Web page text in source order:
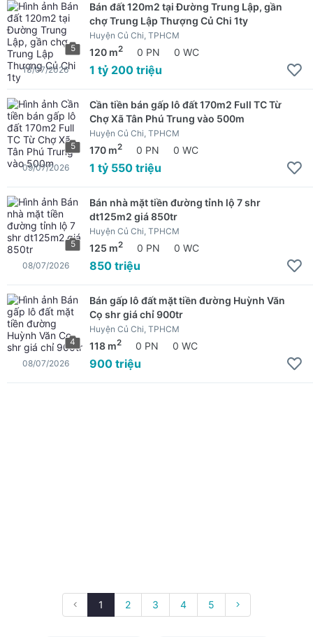
5
Bán đất 120m2 tại Đường Trung Lập, gần
chợ Trung Lập Thượng Củ Chi 1ty
Huyện Củ Chi, TPHCM
120 m2 0 PN 0 WC
1 tỷ 200 triệu
13/07/2026
5
Cần tiền bán gấp lô đất 170m2 Full TC Từ
Chợ Xã Tân Phú Trung vào 500m
Huyện Củ Chi, TPHCM
170 m2 0 PN 0 WC
1 tỷ 550 triệu
09/07/2026
5
Bán nhà mặt tiền đường tỉnh lộ 7 shr
dt125m2 giá 850tr
Huyện Củ Chi, TPHCM
125 m2 0 PN 0 WC
850 triệu
08/07/2026
4
Bán gấp lô đất mặt tiền đường Huỳnh Văn
Cọ shr giá chỉ 900tr
Huyện Củ Chi, TPHCM
118 m2 0 PN 0 WC
900 triệu
08/07/2026
1 2 3 4 5